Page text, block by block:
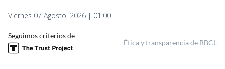
Viernes 07 Agosto, 2026 | 01:00
Seguimos criterios de
Ética y transparencia de BBCL